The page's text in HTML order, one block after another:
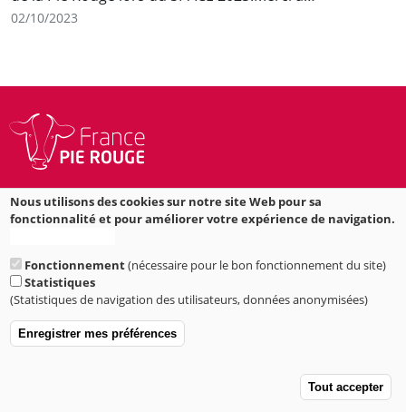
02/10/2023
Rue Eric TABARLY
35538 NOYAL SUR VILAINE
02 98 93 33 05
Suivez-nous sur Facebook
2022 © France Pie Rouge
Mentions légales
Nous utilisons des cookies sur notre site Web pour sa
fonctionnalité et pour améliorer votre expérience de navigation.
Fonctionnement(nécessaire pour le bon fonctionnement du site)
Statistiques
(Statistiques de navigation des utilisateurs, données anonymisées)
Enregistrer mes préférences
Tout accepter